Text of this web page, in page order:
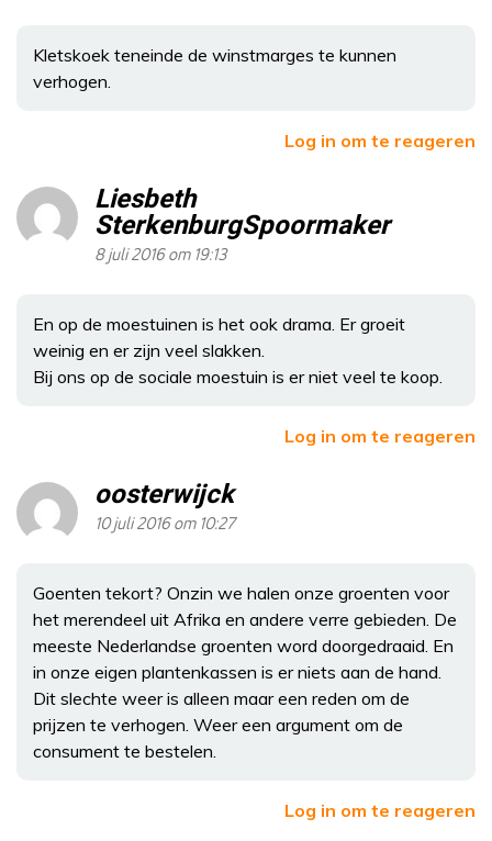
Kletskoek teneinde de winstmarges te kunnen
verhogen.
Log in om te reageren
Liesbeth
SterkenburgSpoormaker
8 juli 2016 om 19:13
En op de moestuinen is het ook drama. Er groeit
weinig en er zijn veel slakken.
Bij ons op de sociale moestuin is er niet veel te koop.
Log in om te reageren
oosterwijck
10 juli 2016 om 10:27
Goenten tekort? Onzin we halen onze groenten voor
het merendeel uit Afrika en andere verre gebieden. De
meeste Nederlandse groenten word doorgedraaid. En
in onze eigen plantenkassen is er niets aan de hand.
Dit slechte weer is alleen maar een reden om de
prijzen te verhogen. Weer een argument om de
consument te bestelen.
Log in om te reageren